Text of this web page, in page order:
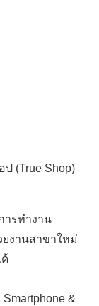
(True Shop)
ารทำงาน
ยงานสาขาใหม่
&